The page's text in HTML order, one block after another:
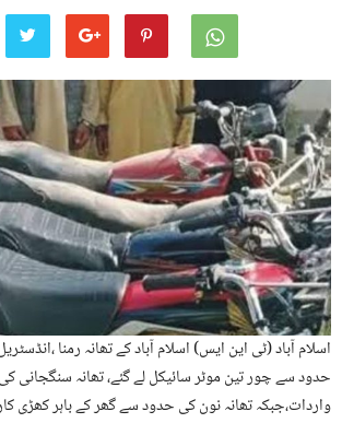
اسلام آباد (ٹی این ایس) اسلام آباد کے تھانہ رمنا
حدود سے چور تین موٹر سائیکل لے گئے، تھانہ سنگجانی
واردات،جبکہ تھانہ نون کی حدود سے گھر کے باہر کھڑی